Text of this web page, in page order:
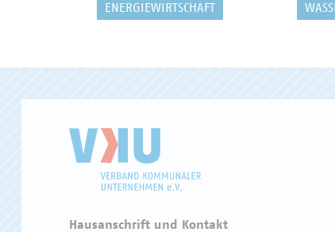
ENERGIEWIRTSCHAFT
Hausanschrift und Kontakt